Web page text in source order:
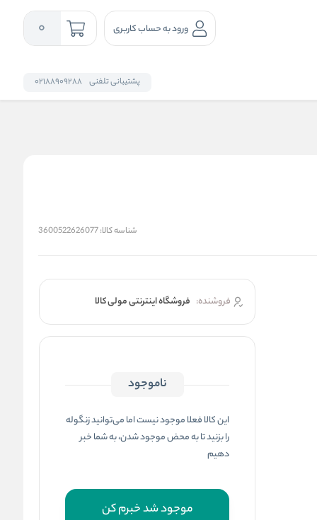
ورود به حساب کاربری 0
پشتیبانی تلفنی 02188909288
شناسه کالا:3600522626077
فروشنده: فروشگاه اینترنتی مولی کالا
ناموجود
این کالا فعلا موجود نیست اما می‌توانید زنگوله
را بزنید تا به محض موجود شدن، به شما خبر
دهیم
موجود شد خبرم کن